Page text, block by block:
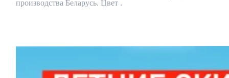
290x50x85
производства Беларусь. Цвет .